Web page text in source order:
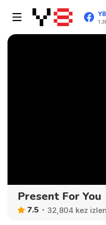
Present For You
7.5 32,804 kez